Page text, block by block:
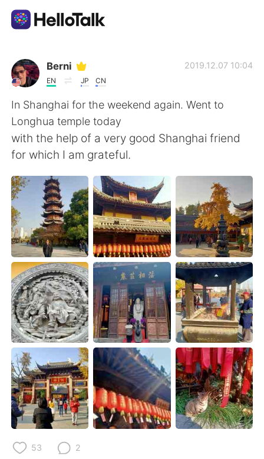
Sprachaustausch-App
AI Grammar Checker
Deutsch
English 简体中文
繁體中文 Español
العربية Français
日本語 한국어
Русский ไทย
Indonesia Italiano
Türkçe Tiếng Việt
Português
Berni
EN JP CN
2019.12.07 10:04
In Shanghai for the weekend again. Went to
Longhua temple today
with the help of a very good Shanghai friend
for which I am grateful.
53 2